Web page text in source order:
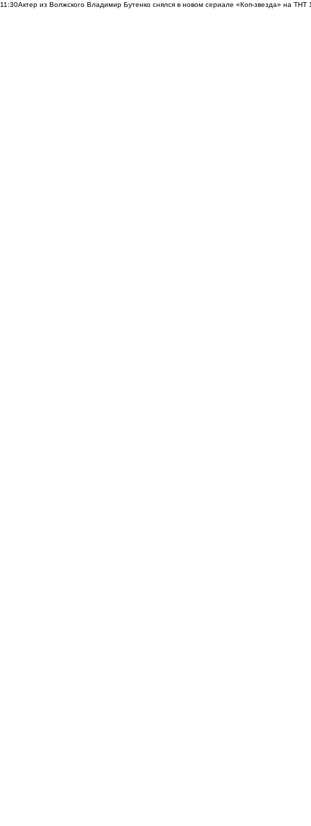
11:30Актер из Волжского Владимир Бутенко снялся в новом сериале «Коп-звезда» на ТНТ